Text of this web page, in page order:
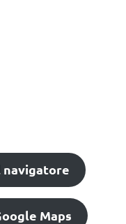
navigatore
Maps